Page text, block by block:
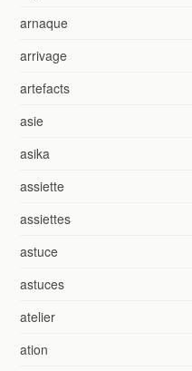
arnaque
arrivage
artefacts
asie
asika
assiette
assiettes
astuce
astuces
atelier
ation